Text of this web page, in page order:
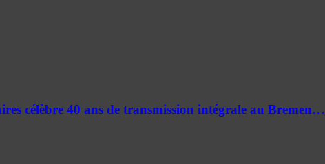
célèbre 40 ans de transmission intégrale au Bremen…